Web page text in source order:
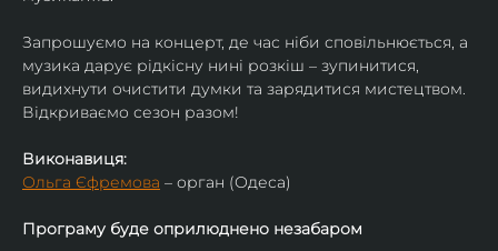
Запрошуємо на концерт, де час ніби сповільнюється, а
музика дарує рідкісну нині розкіш – зупинитися,
видихнути очистити думки та зарядитися мистецтвом.
Відкриваємо сезон разом!
Виконавиця:
Ольга Єфремова – орган (Одеса)
Програму буде оприлюднено незабаром